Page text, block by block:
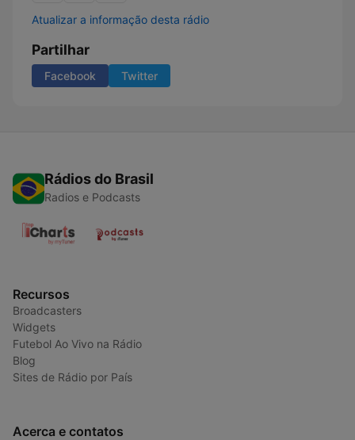
Atualizar a informação desta rádio
Partilhar
Facebook Twitter
Rádios do Brasil
Radios e Podcasts
Recursos
Broadcasters
Widgets
Futebol Ao Vivo na Rádio
Blog
Sites de Rádio por País
Acerca e contatos